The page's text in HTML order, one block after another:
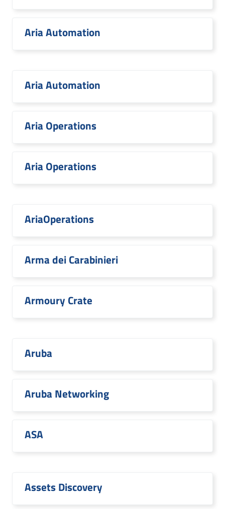
Aria Automation
Aria Automation
Aria Operations
Aria Operations
AriaOperations
Arma dei Carabinieri
Armoury Crate
Aruba
Aruba Networking
ASA
Assets Discovery